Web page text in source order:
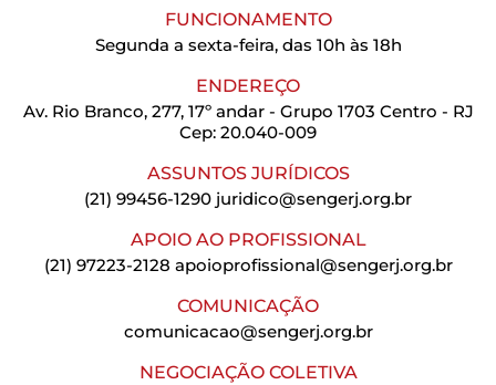
FUNCIONAMENTO
Segunda a sexta-feira, das 10h às 18h
ENDEREÇO
Av. Rio Branco, 277, 17º andar - Grupo 1703 Centro - RJ
Cep: 20.040-009
ASSUNTOS JURÍDICOS
(21) 99456-1290 juridico@sengerj.org.br
APOIO AO PROFISSIONAL
(21) 97223-2128 apoioprofissional@sengerj.org.br
COMUNICAÇÃO
comunicacao@sengerj.org.br
NEGOCIAÇÃO COLETIVA